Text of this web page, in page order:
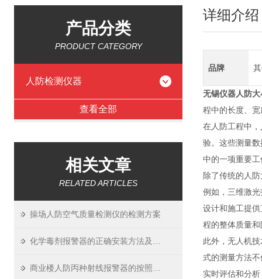
产品分类
PRODUCT CATEGORY
人防检测仪器
查看全部
相关文章
RELATED ARTICLES
操场人防空气质量检测仪的检测方案
详细介绍
品牌
无锡仪器人防大
程中的长度、
在人防工程中
验。这些测量
中的一项重要工
除了传统的人
例如，三维激
设计和施工提
程的整体质量
此外，无人机
式的测量方法
实时评估和分